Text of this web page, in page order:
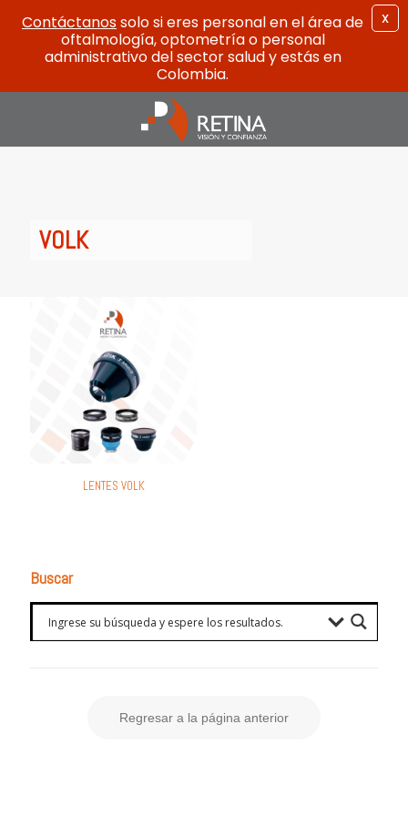
VOLK
LENTES VOLK
Buscar
Contáctanossolo si eres personal en el área de
oftalmología, optometría o personal
administrativo del sector salud y estás en
Colombia.
X